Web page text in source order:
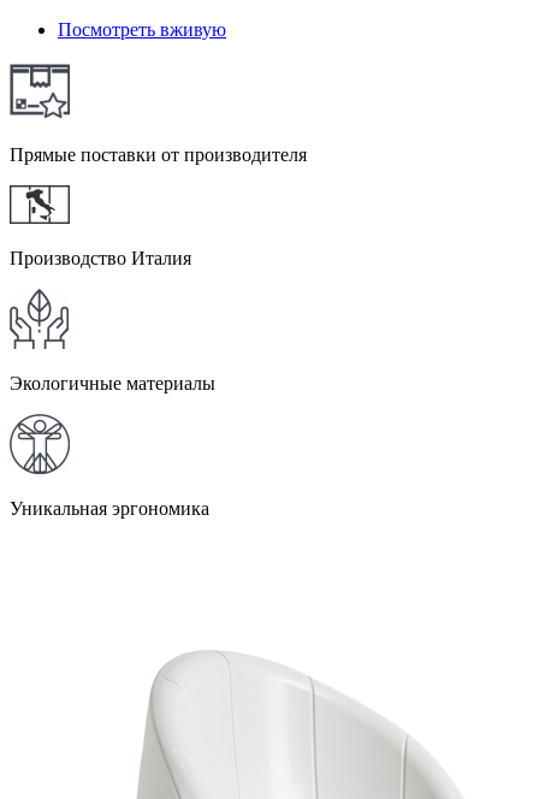
Посмотреть вживую
Прямые поставки от производителя
Производство Италия
Экологичные материалы
Уникальная эргономика